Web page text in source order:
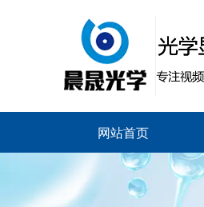
网站首页